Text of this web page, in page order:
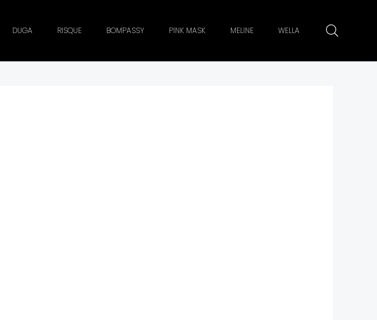
DUGA RISQUE BOMPASSY PINK MASK MELINE WELLA